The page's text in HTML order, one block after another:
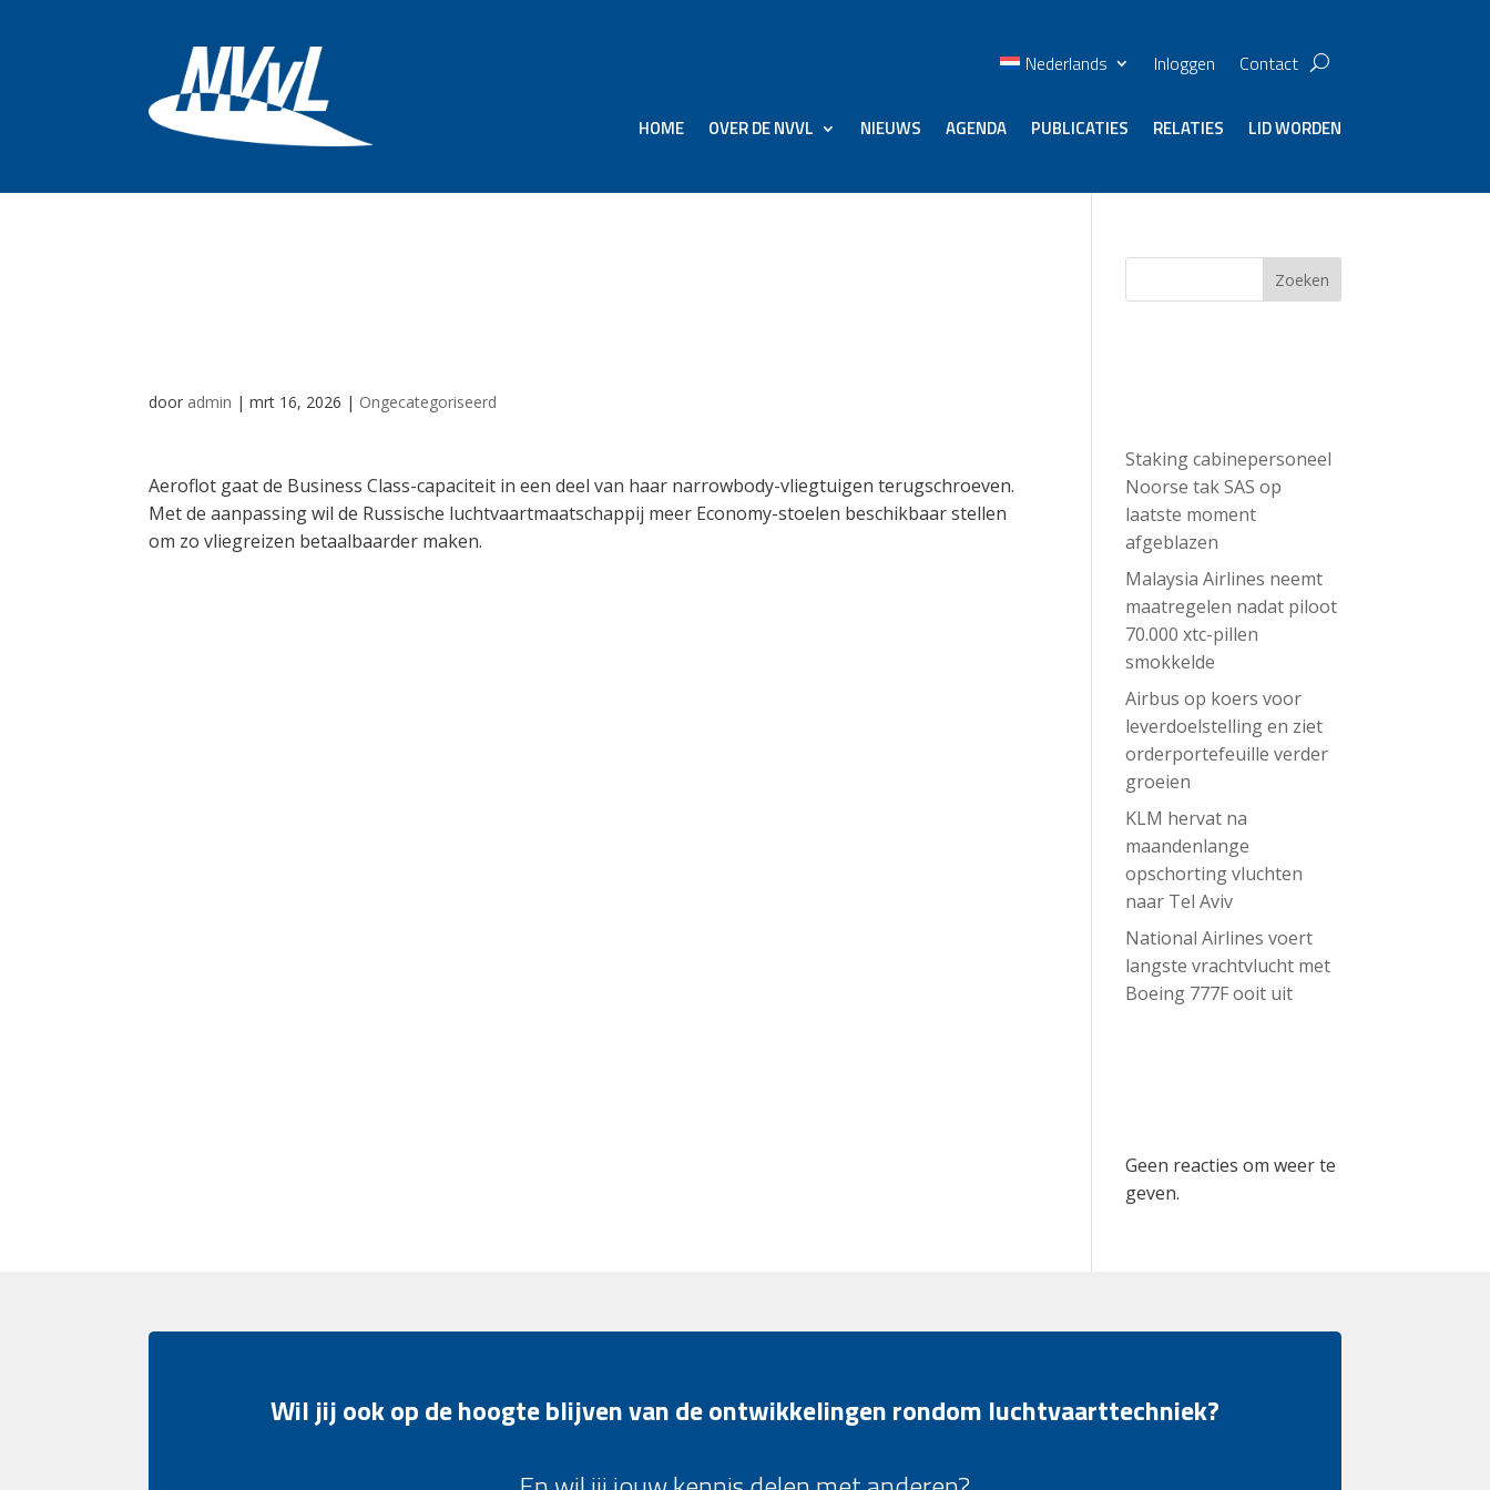
Nederlands Inloggen Contact
HOME OVER DE NVVL NIEUWS AGENDA PUBLICATIES RELATIES LID WORDEN
door admin |mrt 16, 2026 | Ongecategoriseerd
Aeroflot gaat de Business Class-capaciteit in een deel van haar narrowbody-vliegtuigen terugschroeven.
Met de aanpassing wil de Russische luchtvaartmaatschappij meer Economy-stoelen beschikbaar stellen
om zo vliegreizen betaalbaarder maken.
Zoeken
Staking cabinepersoneel
Noorse tak SAS op
laatste moment
afgeblazen
Malaysia Airlines neemt
maatregelen nadat piloot
70.000 xtc-pillen
smokkelde
Airbus op koers voor
leverdoelstelling en ziet
orderportefeuille verder
groeien
KLM hervat na
maandenlange
opschorting vluchten
naar Tel Aviv
National Airlines voert
langste vrachtvlucht met
Boeing 777F ooit uit
Geen reacties om weer te
geven.
Wil jij ook op de hoogte blijven van de ontwikkelingen rondom luchtvaarttechniek?